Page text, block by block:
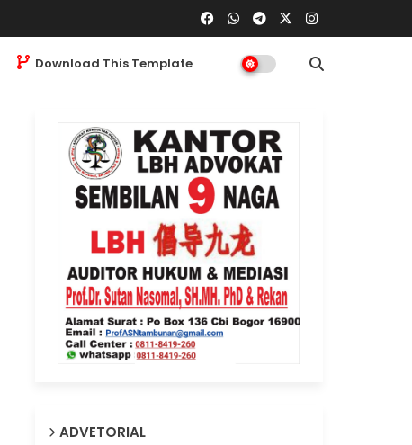
Download This Template
ADVETORIAL